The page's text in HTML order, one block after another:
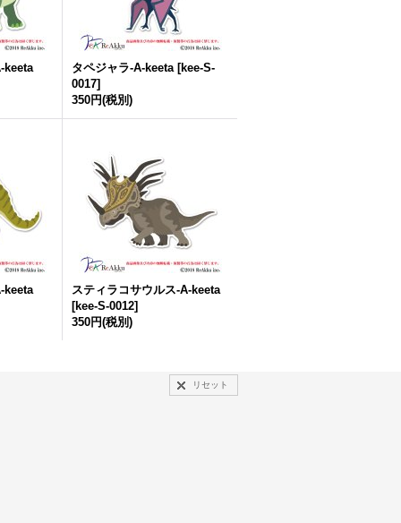
keeta タペジャラ-A-keeta [kee-S-
0017]
350円(税別)
keeta
スティラコサウルス-A-keeta
[kee-S-0012]
350円(税別)
リセット